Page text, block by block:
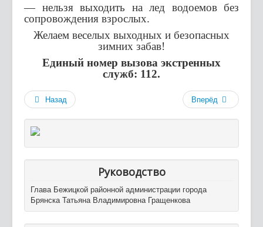
— нельзя выходить на лед водоемов без
сопровождения взрослых.
Желаем веселых выходных и безопасных
зимних забав!
Единый номер вызова экстренных
служб: 112.
Назад Вперёд
Руководство
Глава Бежицкой районной администрации города
Брянска Татьяна Владимировна Гращенкова